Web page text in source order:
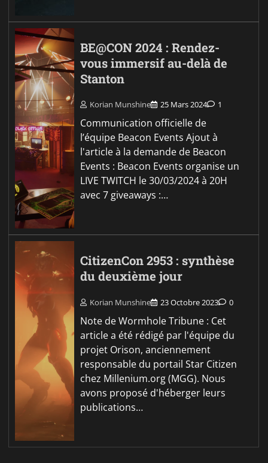
BE@CON 2024 : Rendez-
vous immersif au-delà de
Stanton
Korian Munshine 25 Mars 2024 1
Communication officielle de
l’équipe Beacon Events Ajout à
l'article à la demande de Beacon
Events : Beacon Events organise un
LIVE TWITCH le 30/03/2024 à 20H
avec 7 giveaways :…
CitizenCon 2953 : synthèse
du deuxième jour
Korian Munshine 23 Octobre 2023 0
Note de Wormhole Tribune : Cet
article a été rédigé par l'équipe du
projet Orison, anciennement
responsable du portail Star Citizen
chez Millenium.org (MGG). Nous
avons proposé d'héberger leurs
publications…